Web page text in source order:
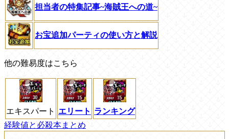
担当者の特集記事~海賊王への道~
お宝追加パーティの使い方と解説
他の難易度はこちら
エキスパート エリート ランキング
経験値と必殺本まとめ